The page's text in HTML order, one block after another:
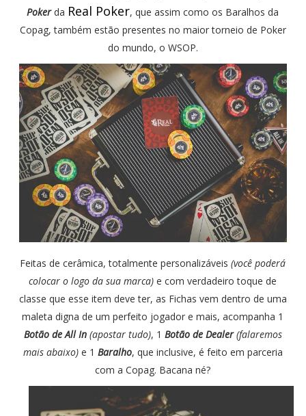
Pokerda Real Poker, que assim como os Baralhos da
Copag, também estão presentes no maior torneio de Poker
do mundo, o WSOP.
Feitas de cerâmica, totalmente personalizáveis(você poderá
colocar o logo da sua marca) e com verdadeiro toque de
classe que esse item deve ter, as Fichas vem dentro de uma
maleta digna de um perfeito jogador e mais, acompanha 1
Botão de All In (apostar tudo), 1 Botão de Dealer(falaremos
mais abaixo)e 1 Baralho, que inclusive, é feito em parceria
com a Copag. Bacana né?